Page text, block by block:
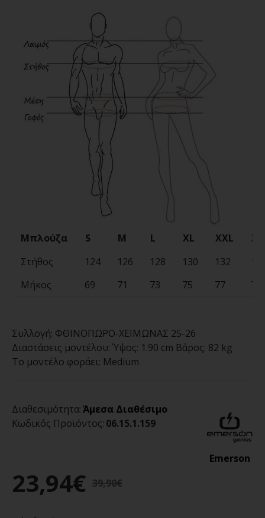
Μπλούζα S M L XL XXL
Στήθος
124 126 128 130 132
Μήκος
69 71 73 75 77 79
Συλλογή: ΦΘΙΝΟΠΩΡΟ-ΧΕΙΜΩΝΑΣ 25-26
Διαστάσεις μοντέλου: Ύψος: 1.90 cm Βάρος: 82 kg
Το μοντέλο φοράει: Medium
23,94€ 39,90€
Διαθεσιμότητα:Άμεσα Διαθέσιμο
Κωδικός Προϊόντος: 06.15.1.159
Emerson